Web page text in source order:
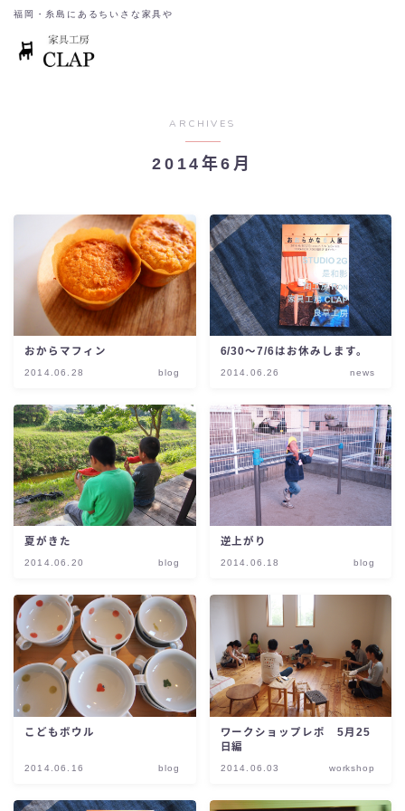
福岡・糸島にあるちいさな家具や
ARCHIVES
2014年6月
おからマフィン
2014.06.28 blog
6/30〜7/6はお休みします。
2014.06.26 news
夏がきた
2014.06.20 blog
逆上がり
2014.06.18 blog
こどもボウル
2014.06.16 blog
ワークショップレポ 5月25
日編
2014.06.03 workshop